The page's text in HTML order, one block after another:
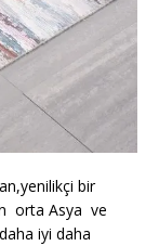
bir
orta Asya ve
iyi daha